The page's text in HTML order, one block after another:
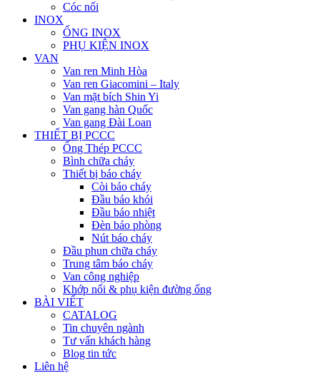
Cóc nối
INOX
ỐNG INOX
PHỤ KIỆN INOX
VAN
Van ren Minh Hòa
Van ren Giacomini – Italy
Van mặt bích Shin Yi
Van gang hàn Quốc
Van gang Đài Loan
THIẾT BỊ PCCC
Ống Thép PCCC
Bình chữa cháy
Thiết bị báo cháy
Còi báo cháy
Đầu báo khói
Đầu báo nhiệt
Đèn báo phòng
Nút báo cháy
Đầu phun chữa cháy
Trung tâm báo cháy
Van công nghiệp
Khớp nối & phụ kiện đường ống
BÀI VIẾT
CATALOG
Tin chuyên ngành
Tư vấn khách hàng
Blog tin tức
Liên hệ